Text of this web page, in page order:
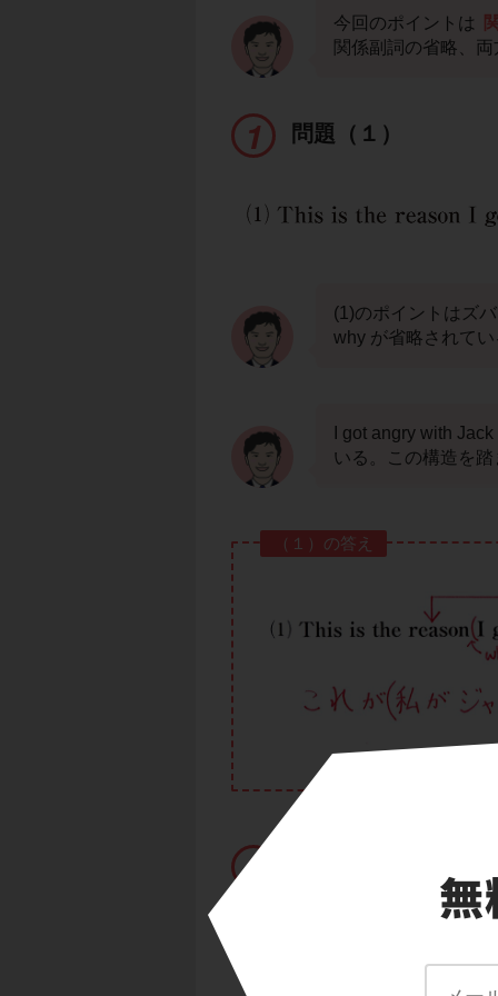
今回のポイントは
関係副詞の省略、
問題（１）
(1)のポイントはズ
why が省略されて
I got angry with
いる。この構造を
（１）の答え